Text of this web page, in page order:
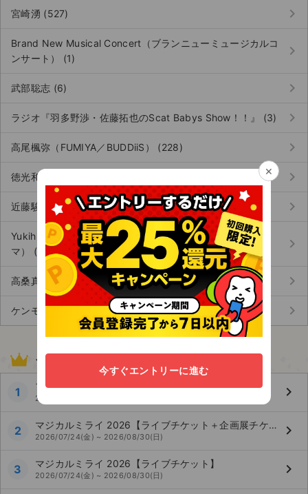
チケットジャムの取り組み
音楽情報
宮崎湧 (527) keyboard_arrow_right
Brand New Musical Concert（ブランニューミュージカルコ
ンサート） (1)
keyboard_arrow_right
武部聡志 (6) keyboard_arrow_right
ラジオ『羽多野渉・佐藤拓也のScat Babys Show！！』 (3) keyboard_arrow_right
高尾楓弥（FUMIYA／BUDDiiS） (228) keyboard_arrow_right
徳光和夫 (1) keyboard_arrow_right
近藤駿太（Lienel） (177) keyboard_arrow_right
Yukihide “YT” Takiyama（ユキヒデ・ワイティー・タキヤ
マ） (1)
keyboard_arrow_right
高桑真之（Lienel） (177) keyboard_arrow_right
ケンモチヒデフミ（水曜日のカンパネラ） (44) keyboard_arrow_right
その他人気イベントランキング
1 2026/08/09(日) keyboard_arrow_right
2 マジカルミライ 2026【ライブチケット＋企画展チケット】
2026/07/24(金) ~ 2026/08/30(日) keyboard_arrow_right
3 マジカルミライ 2026【ライブチケット】
2026/07/24(金) ~ 2026/08/30(日) keyboard_arrow_right
×
今すぐエントリーに進む